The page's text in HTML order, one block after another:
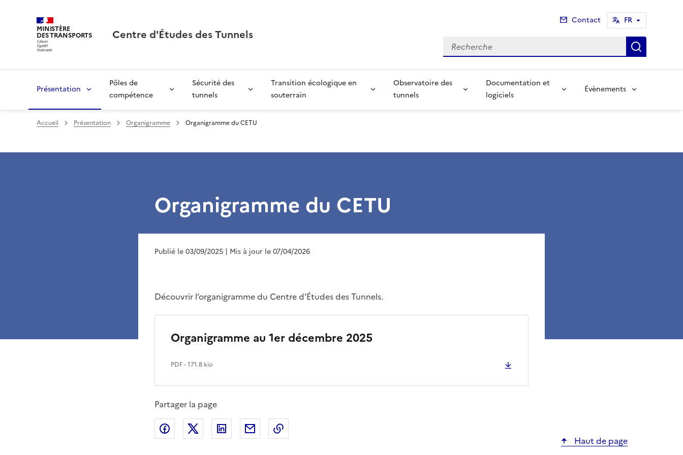
MINISTÈRE
DES TRANSPORTS Centre d'Études des Tunnels
Contact FR
Recherche
Présentation
Pôles de
compétence
Sécurité des
tunnels
Transition écologique en
souterrain
Observatoire des
tunnels
Documentation et
logiciels
Évènements
Accueil Présentation Organigramme Organigramme du CETU
Organigramme du CETU
Publié le 03/09/2025 | Mis à jour le 07/04/2026
Découvrir l’organigramme du Centre d’Études des Tunnels.
Organigramme au 1er décembre 2025
PDF- 171.8 kio
Partager la page
Partager sur Facebook
Partager sur XPartager sur LinkedIn
Partager par email
Haut de page